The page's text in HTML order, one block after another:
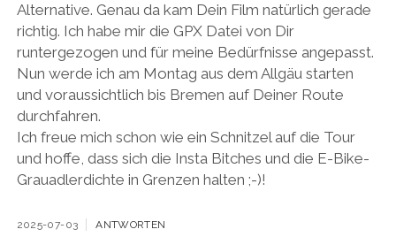
Alternative. Genau da kam Dein Film natürlich gerade
richtig. Ich habe mir die GPX Datei von Dir
runtergezogen und für meine Bedürfnisse angepasst.
Nun werde ich am Montag aus dem Allgäu starten
und voraussichtlich bis Bremen auf Deiner Route
durchfahren.
Ich freue mich schon wie ein Schnitzel auf die Tour
und hoffe, dass sich die Insta Bitches und die E-Bike-
Grauadlerdichte in Grenzen halten ;-)!
2025-07-03 ANTWORTEN